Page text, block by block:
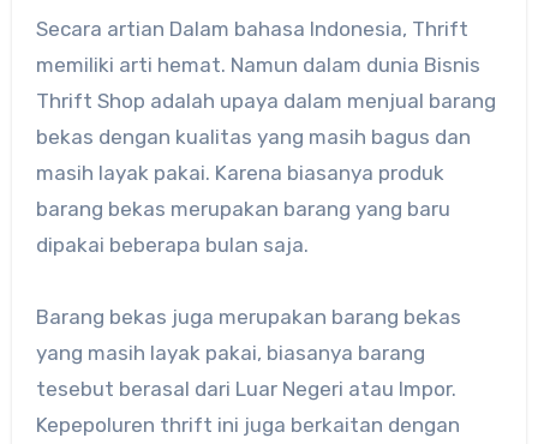
Secara artian Dalam bahasa Indonesia, Thrift
memiliki arti hemat. Namun dalam dunia Bisnis
Thrift Shop adalah upaya dalam menjual barang
bekas dengan kualitas yang masih bagus dan
masih layak pakai. Karena biasanya produk
barang bekas merupakan barang yang baru
dipakai beberapa bulan saja.
Barang bekas juga merupakan barang bekas
yang masih layak pakai, biasanya barang
tesebut berasal dari Luar Negeri atau Impor.
Kepepoluren thrift ini juga berkaitan dengan